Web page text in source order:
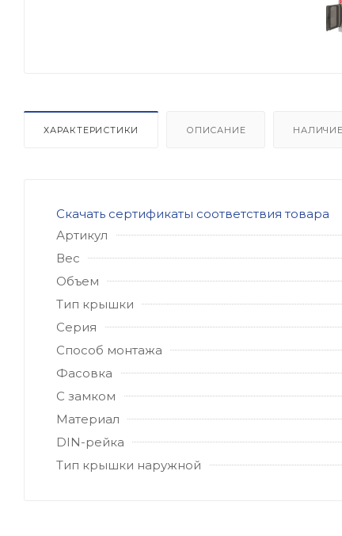
ХАРАКТЕРИСТИКИ ОПИСАНИЕ НАЛИЧИЕ
Скачать сертификаты соответствия товара
Артикул
Вес
Объем
Тип крышки
Серия
Способ монтажа
Фасовка
С замком
Материал
DIN-рейка
Тип крышки наружной